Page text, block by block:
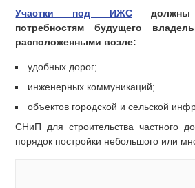
Участки под ИЖСдолжны
потребностям будущего
расположенными возле:
удобных дорог;
инженерных коммуникаций;
объектов городской и сельской
СНиП для строительства частного
порядок постройки небольшого или